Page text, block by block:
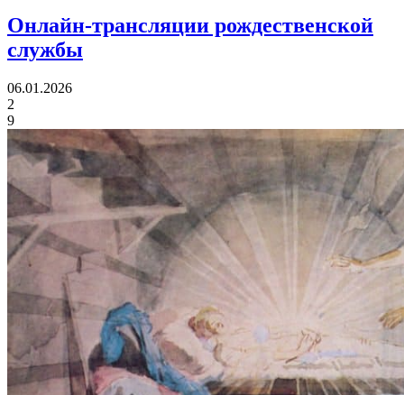
Онлайн-трансляции рождественской
службы
06.01.2026
2
9